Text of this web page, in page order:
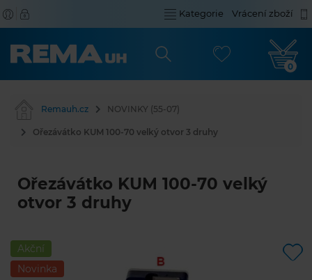
Kategorie Vrácení zboží
0
Remauh.cz NOVINKY (55-07)
Ořezávátko KUM 100-70 velký otvor 3 druhy
Ořezávátko KUM 100-70 velký
otvor 3 druhy
Akční
Novinka